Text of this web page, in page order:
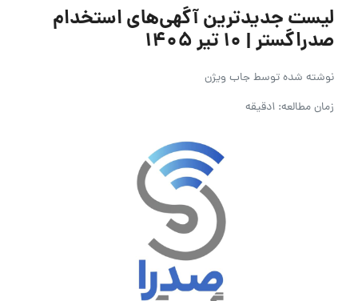
لیست جدیدترین آگهی‌های استخدام
صدراگستر | ۱۰ تیر ۱۴۰۵
نوشته شده توسطجاب ویژن
زمان مطالعه: 1دقیقه